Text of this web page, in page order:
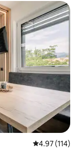
平均评分 4.97
4.97 (114)